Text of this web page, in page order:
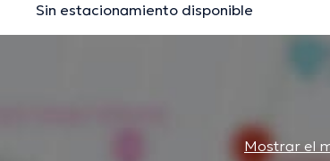
Sin estacionamiento disponible
Mostrar el